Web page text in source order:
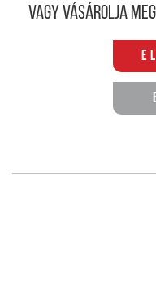
Vagy vásárolja